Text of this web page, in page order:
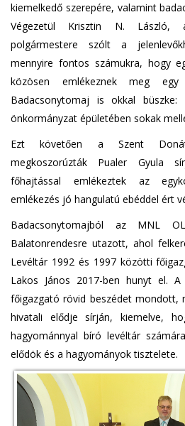
kiemelkedő szerepére, valamint
Végezetül Krisztin N. László,
polgármestere szólt a
mennyire fontos számukra, hogy
közösen emlékeznek meg
Badacsonytomaj is okkal
önkormányzat épületében sokak
Ezt követően a Szent
megkoszorúzták Pualer Gyula
főhajtással emlékeztek az
emlékezés jó hangulatú ebéddel ért
Badacsonytomajból az MNL
Balatonrendesre utazott, ahol
Levéltár 1992 és 1997 közötti
Lakos János 2017-ben hunyt el.
főigazgató rövid beszédet mondott,
hivatali elődje sírján, kiemelve,
hagyománnyal bíró levéltár
elődök és a hagyományok tisztelete.